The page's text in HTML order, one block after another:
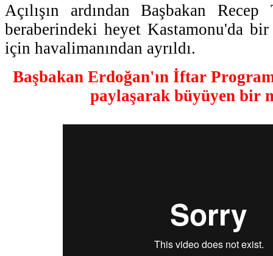
Açılışın ardından Başbakan
beraberindeki heyet Kastamonu'da
için havalimanından ayrıldı.
Başbakan Erdoğan'ın İftar
paylaşarak büyüyen bir